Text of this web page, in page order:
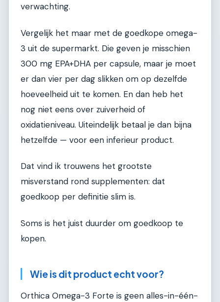
verwachting.
Vergelijk het maar met de goedkope omega-
3 uit de supermarkt. Die geven je misschien
300 mg EPA+DHA per capsule, maar je moet
er dan vier per dag slikken om op dezelfde
hoeveelheid uit te komen. En dan heb het
nog niet eens over zuiverheid of
oxidatieniveau. Uiteindelijk betaal je dan bijna
hetzelfde — voor een inferieur product.
Dat vind ik trouwens het grootste
misverstand rond supplementen: dat
goedkoop per definitie slim is.
Soms is het juist duurder om goedkoop te
kopen.
Wie is dit product echt voor?
Orthica Omega-3 Forte is geen alles-in-één-